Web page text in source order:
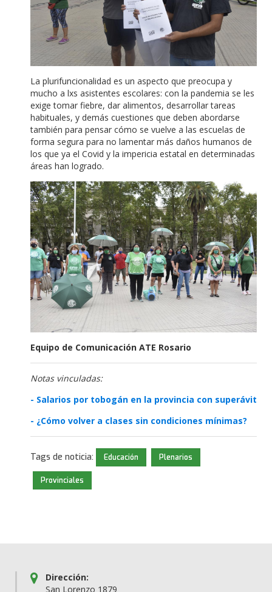
La plurifuncionalidad es un aspecto que preocupa y
mucho a lxs asistentes escolares: con la pandemia se les
exige tomar fiebre, dar alimentos, desarrollar tareas
habituales, y demás cuestiones que deben abordarse
también para pensar cómo se vuelve a las escuelas de
forma segura para no lamentar más daños humanos de
los que ya el Covid y la impericia estatal en determinadas
áreas han logrado.
Equipo de Comunicación ATE Rosario
Notas vinculadas:
- Salarios por tobogán en la provincia con superávit
- ¿Cómo volver a clases sin condiciones mínimas?
Tags de noticia: Educación Plenarios
Provinciales
Dirección:
San Lorenzo 1879